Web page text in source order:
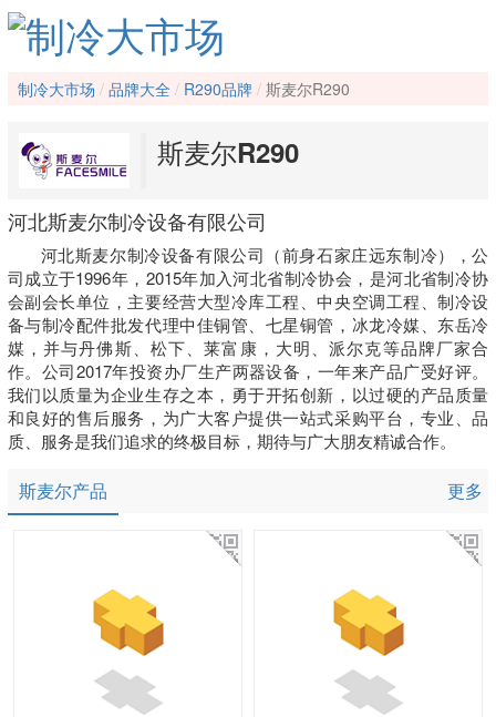
制冷大市场 品牌大全 R290品牌 斯麦尔R290
斯麦尔R290
河北斯麦尔制冷设备有限公司
河北斯麦尔制冷设备有限公司（前身石家庄远东制冷），公
司成立于1996年，2015年加入河北省制冷协会，是河北省制冷协
会副会长单位，主要经营大型冷库工程、中央空调工程、制冷设
备与制冷配件批发代理中佳铜管、七星铜管，冰龙冷媒、东岳冷
媒，并与丹佛斯、松下、莱富康，大明、派尔克等品牌厂家合
作。公司2017年投资办厂生产两器设备，一年来产品广受好评。
我们以质量为企业生存之本，勇于开拓创新，以过硬的产品质量
和良好的售后服务，为广大客户提供一站式采购平台，专业、品
质、服务是我们追求的终极目标，期待与广大朋友精诚合作。
斯麦尔产品 更多